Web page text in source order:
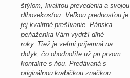
štýlom, kvalitou prevedenia a svojou
dlhovekosťou Veľkou prednosťou je
jej kvalitné prešívanie Pánska
peňaženka Vám vydrží dlhé
roky. Tiež je veľmi príjemná na
dotyk , čo ohodnotíte už pri prvom
kontakte s ňou . Predávaná s
originálnou krabičkou značkou